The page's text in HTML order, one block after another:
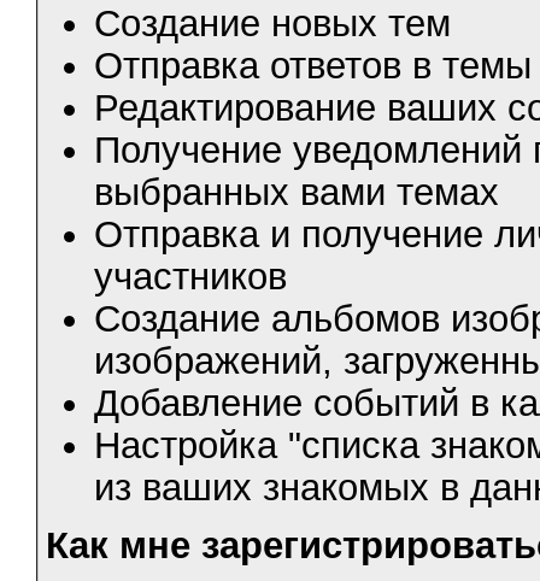
Создание новых тем
Отправка ответов в темы
Редактирование ваших
Получение уведомлений
выбранных вами темах
Отправка и получение
участников
Создание альбомов
изображений,
Добавление событий в
Настройка "списка
из ваших знакомых в
Как мне